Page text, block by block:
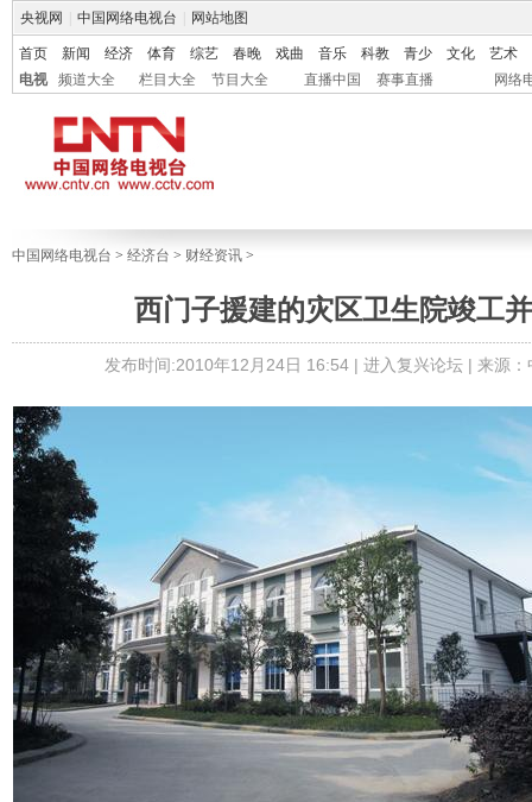
央视网 中国网络电视台 网站地图
首页 新闻 经济 体育 综艺 春晚 戏曲 音乐 科教 青少 文化
艺术
电视
频道大全 栏目大全 节目大全 直播中国 赛事直播 网络
中国网络电视台 > 经济台 > 财经资讯 >
西门子援建的灾区卫生院竣工
发布时间:2010年12月24日 16:54 | 进入复兴论坛| 来源：